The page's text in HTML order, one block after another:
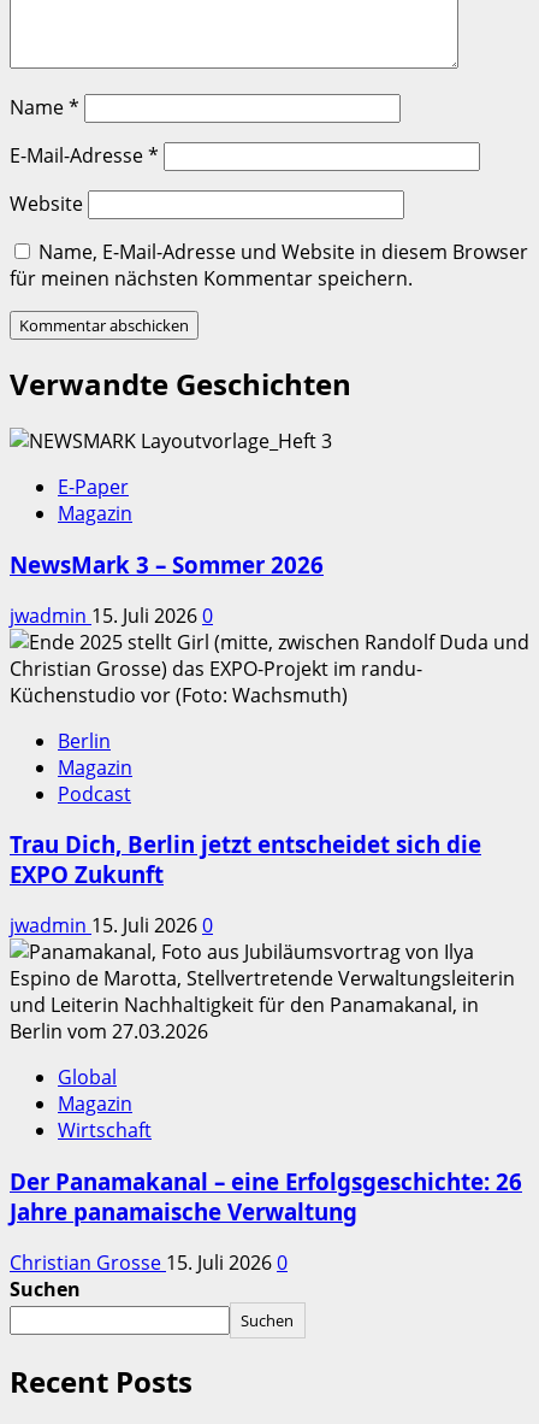
Name*
E-Mail-Adresse*
Website
Name, E-Mail-Adresse und Website in diesem Browser
für meinen nächsten Kommentar speichern.
Verwandte Geschichten
E-Paper
Magazin
NewsMark 3 – Sommer 2026
jwadmin 15. Juli 20260
Berlin
Magazin
Podcast
Trau Dich, Berlin jetzt entscheidet sich die
EXPO Zukunft
jwadmin 15. Juli 20260
Global
Magazin
Wirtschaft
Der Panamakanal – eine Erfolgsgeschichte: 26
Jahre panamaische Verwaltung
Christian Grosse 15. Juli 20260
Suchen
Suchen
Recent Posts